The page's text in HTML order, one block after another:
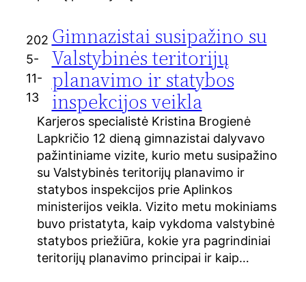
202
5-
11-
13
Gimnazistai susipažino su
Valstybinės teritorijų
planavimo ir statybos
inspekcijos veikla
Karjeros specialistė Kristina Brogienė
Lapkričio 12 dieną gimnazistai dalyvavo
pažintiniame vizite, kurio metu susipažino
su Valstybinės teritorijų planavimo ir
statybos inspekcijos prie Aplinkos
ministerijos veikla. Vizito metu mokiniams
buvo pristatyta, kaip vykdoma valstybinė
statybos priežiūra, kokie yra pagrindiniai
teritorijų planavimo principai ir kaip…